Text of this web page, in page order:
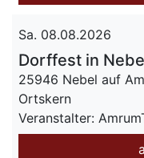
Sa. 08.08.2026
Dorffest in
25946 Nebel auf
Ortskern
Veranstalter: